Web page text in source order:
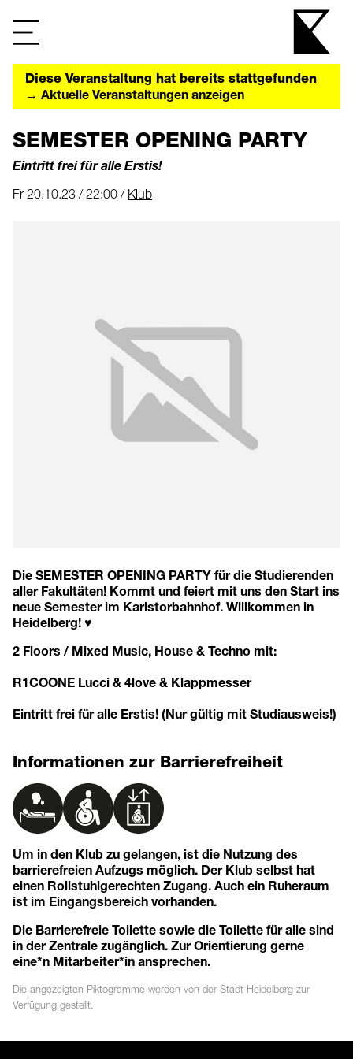
Diese Veranstaltung hat bereits stattgefunden
→ Aktuelle Veranstaltungen anzeigen
SEMESTER OPENING PARTY
Eintritt frei für alle Erstis!
Fr 20.10.23 / 22:00 / Klub
Die SEMESTER OPENING PARTY für die Studierenden
aller Fakultäten! Kommt und feiert mit uns den Start ins
neue Semester im Karlstorbahnhof. Willkommen in
Heidelberg! ♥
2 Floors / Mixed Music, House & Techno mit:
R1COONE Lucci & 4love & Klappmesser
Eintritt frei für alle Erstis! (Nur gültig mit Studiausweis!)
Informationen zur Barrierefreiheit
Um in den Klub zu gelangen, ist die Nutzung des
barrierefreien Aufzugs möglich. Der Klub selbst hat
einen Rollstuhlgerechten Zugang. Auch ein Ruheraum
ist im Eingangsbereich vorhanden.
Die Barrierefreie Toilette sowie die Toilette für alle sind
in der Zentrale zugänglich. Zur Orientierung gerne
eine*n Mitarbeiter*in ansprechen.
Die angezeigten Piktogramme werden von der Stadt Heidelberg zur
Verfügung gestellt.